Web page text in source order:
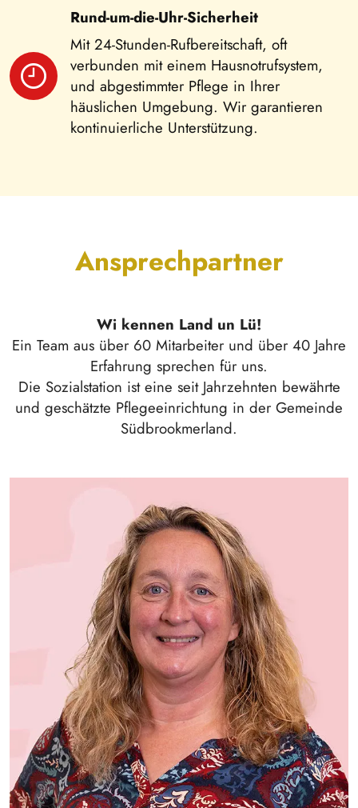
Rund-um-die-Uhr-Sicherheit
Mit 24-Stunden-Rufbereitschaft, oft
verbunden mit einem Hausnotrufsystem,
und abgestimmter Pflege in Ihrer
häuslichen Umgebung. Wir garantieren
kontinuierliche Unterstützung.
Ansprechpartner
Wi kennen Land un Lü!
Ein Team aus über 60 Mitarbeiter und über 40 Jahre
Erfahrung sprechen für uns.
Die Sozialstation ist eine seit Jahrzehnten bewährte
und geschätzte Pflegeeinrichtung in der Gemeinde
Südbrookmerland.